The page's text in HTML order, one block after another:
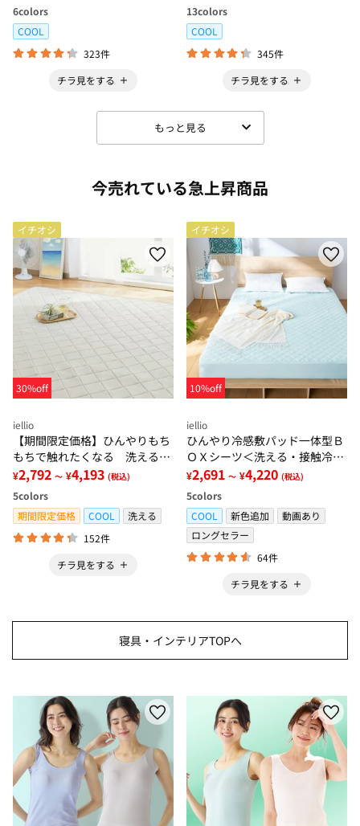
6colors
COOL
323件
チラ見をする
13colors
COOL
345件
チラ見をする
もっと見る
今売れている急上昇商品
イチオシ
30%off
iellio
【期間限定価格】ひんやりもち
もちで触れたくなる 洗えるラ
グ＜低反発・滑りにくい・接触
冷感・防ダニ・カーペット＞
¥2,792 ～ ¥4,193 (税込)
5colors
期間限定価格
COOL
洗える
152件
チラ見をする
イチオシ
10%off
iellio
ひんやり冷感敷パッド一体型Ｂ
ＯＸシーツ＜洗える・接触冷
感・抗菌防臭・時短・家事楽・
ボックスシーツ・寝苦しさ対策
＞
¥2,691 ～ ¥4,220 (税込)
5colors
COOL
新色追加
動画あり
ロングセラー
64件
チラ見をする
寝具・インテリアTOPへ